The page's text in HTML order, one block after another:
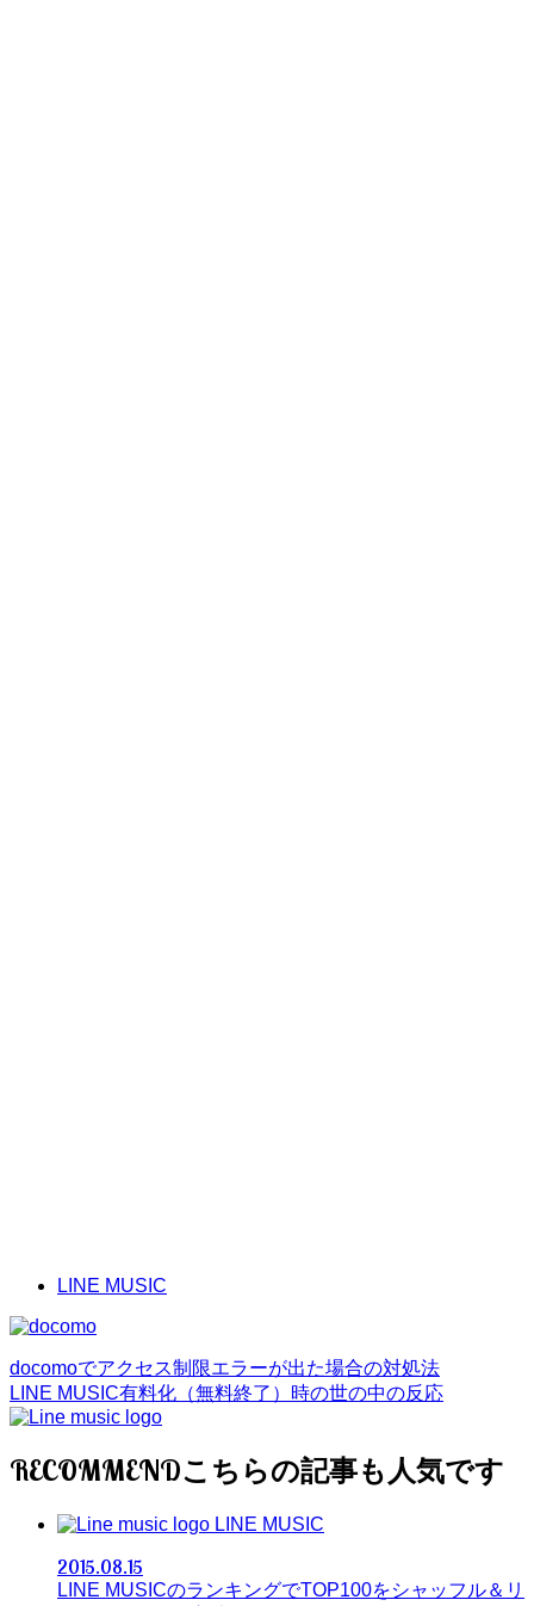
LINE MUSIC
docomoでアクセス制限エラーが出た場合の対処法
LINE MUSIC有料化（無料終了）時の世の中の反応
RECOMMEND
LINE MUSIC
2015.08.15
LINE MUSICのランキングでTOP100をシャッフル＆リ